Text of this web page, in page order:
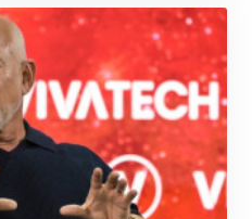
TMT 4.058036
TND 3.386358
TRY 55.144784
TTD 7.812903
TWD 37.286072
TZS 3051.762079
UAH 51.625959
UGX 4293.946644
USD 1.156136